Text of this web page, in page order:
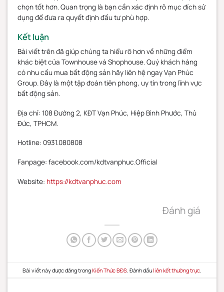
chọn tốt hơn. Quan trọng là bạn cần xác định rõ mục đích sử
dụng để đưa ra quyết định đầu tư phù hợp.
Kết luận
Bài viết trên đã giúp chúng ta hiểu rõ hơn về những điểm
khác biệt củaTownhouse và Shophouse. Quý khách hàng
có nhu cầu mua bất động sản hãy liên hệ ngay Vạn Phúc
Group. Đây là một tập đoàn tiên phong, uy tín trong lĩnh vực
bất động sản.
Địa chỉ: 108 Đường 2, KĐT Vạn Phúc, Hiệp Bình Phước, Thủ
Đức, TPHCM.
Hotline: 0931.080808
Fanpage: facebook.com/kdtvanphuc.Official
Website: https://kdtvanphuc.com
Đánh giá
Bài viết này được đăng trongKiến Thức BĐS . Đánh dấuliên kết thường trực